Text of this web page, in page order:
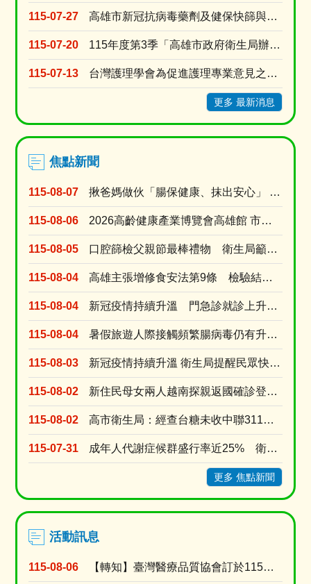
115-07-27 高雄市新冠抗病毒藥劑及健保快篩與自費快篩醫療院所名單
115-07-20 115年度第3季「高雄市政府衛生局辦理長期照顧十年計畫3.0居家式照顧暨喘息服務特約審查」
115-07-13 台灣護理學會為促進護理專業意見之蒐集與交流，強化護理人員參與公共事務及政策發展之機會建置「公....
更多 最新消息
焦點新聞
115-08-07 揪爸媽做伙「腸保健康、抹出安心」 衛生局8月父親節篩檢專案送百元超商禮券
115-08-06 2026高齡健康產業博覽會高雄館 市府公私協力打造多元支持中高齡長輩生活方案
115-08-05 口腔篩檢父親節最棒禮物 衛生局籲家長戒檳做榜樣、青少年勇拒第一口檳榔
115-08-04 高雄主張增修食安法第9條 檢驗結果與粗油流向應申報 強化風險預警
115-08-04 新冠疫情持續升溫 門急診就診上升逾8成 新冠疫苗庫存僅1萬餘劑 近一周接種量是前一週的....
115-08-04 暑假旅遊人際接觸頻繁腸病毒仍有升溫風險 衛生局提醒勤洗手有症狀快就醫
115-08-03 新冠疫情持續升溫 衛生局提醒民眾快篩就醫別吃剩藥 以免延誤黃金治療期
115-08-02 新住民母女兩人越南探親返國確診登革熱 就診未告知旅遊史衛生局依法裁罰
115-08-02 高市衛生局：經查台糖未收中聯311油槽不合格半成品原料油 台糖涉及中聯油品7/9早已預防性下....
115-07-31 成年人代謝症候群盛行率近25% 衛生局推線上線下雙抽獎活動提升正確認
更多 焦點新聞
活動訊息
115-08-06 【轉知】臺灣醫療品質協會訂於115年9月8日假高雄榮民總醫院門診大樓第二會議室舉辦「護理人的....